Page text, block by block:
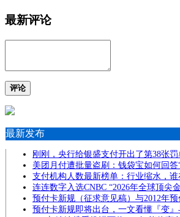
最新评论
评论
最新发布
刚刚，央行给银盛支付开出了第38张罚
美团月付遭批量盗刷：钱袋宝如何回答
支付机构人数最新榜单：行业缩水，
连连数字入选CNBC “2026年全球顶尖
预付卡新规（征求意见稿）与2012年
预付卡新规即将出台，一文看懂『变』